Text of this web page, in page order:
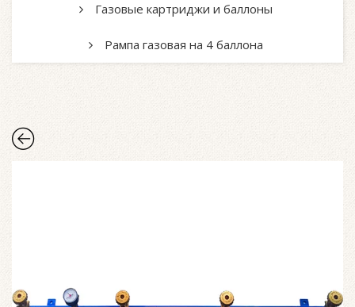
Газовые картриджи и баллоны
Рампа газовая на 4 баллона